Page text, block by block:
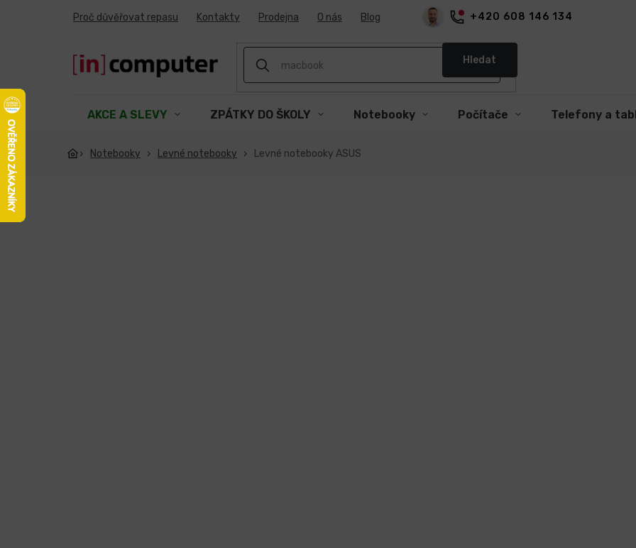
+420 608 146 134
Proč důvěřovat repasu Kontakty Prodejna O nás Blog
Hledat
AKCE A SLEVY ZPÁTKY DO ŠKOLY Notebooky Počítače Telefony a
Notebooky Levné notebooky Levné notebooky ASUS